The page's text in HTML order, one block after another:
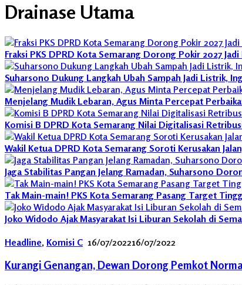
Drainase Utama
Fraksi PKS DPRD Kota Semarang Dorong Pokir 2027
Suharsono Dukung Langkah Ubah Sampah Jadi Listrik,
Menjelang Mudik Lebaran, Agus Minta Percepat
Komisi B DPRD Kota Semarang Nilai Digitalisasi
Wakil Ketua DPRD Kota Semarang Soroti Kerusakan
Jaga Stabilitas Pangan Jelang Ramadan, Suharsono
Tak Main-main! PKS Kota Semarang Pasang Target
Joko Widodo Ajak Masyarakat Isi Liburan Sekolah di
Headline, Komisi C 16/07/202216/07/2022
Kurangi Genangan, Dewan Dorong Pemkot